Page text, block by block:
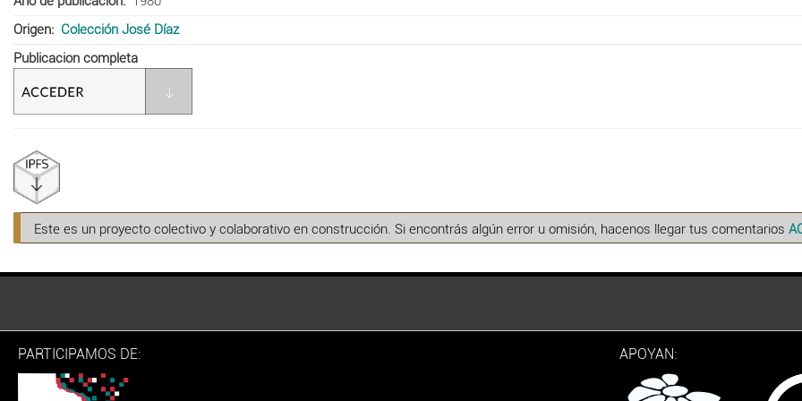
Origen
Colección José Díaz
Publicacion completa
Este es un proyecto colectivo y colaborativo en construcción. Si encontrás algún error u omisión, hacenos llegar tus comentarios
PARTICIPAMOS DE: APOYAN: